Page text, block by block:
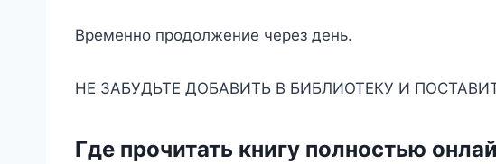
Временно продолжение через день.
НЕ ЗАБУДЬТЕ ДОБАВИТЬ В БИБЛИОТЕКУ И
Где прочитать книгу полностью